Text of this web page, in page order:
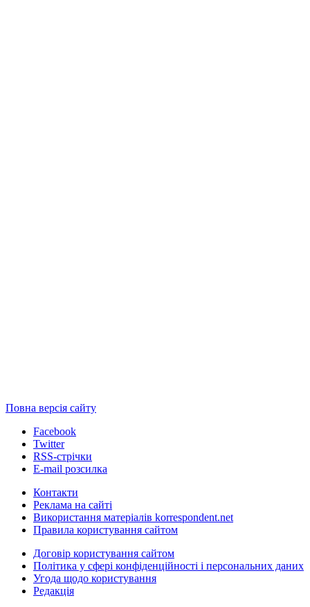
Повна версія сайту
Facebook
Twitter
RSS-стрічки
E-mail розсилка
Контакти
Реклама на сайті
Використання матеріалів korrespondent.net
Правила користування сайтом
Договір користування сайтом
Політика у сфері конфіденційності і персональних даних
Угода щодо користування
Редакція